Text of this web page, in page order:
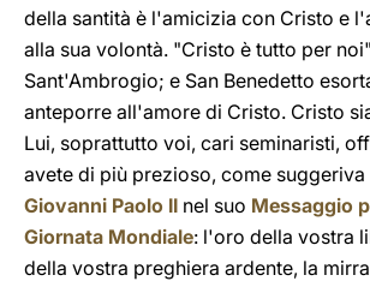
della santità è l'amicizia con Cristo e
alla sua volontà. "Cristo è tutto per
Sant'Ambrogio; e San Benedetto
anteporre all'amore di Cristo. Cristo
Lui, soprattutto voi, cari seminaristi,
avete di più prezioso, come suggeriva
Giovanni Paolo II nel suo Messaggio
Giornata Mondiale: l'oro della vostra
della vostra preghiera ardente, la